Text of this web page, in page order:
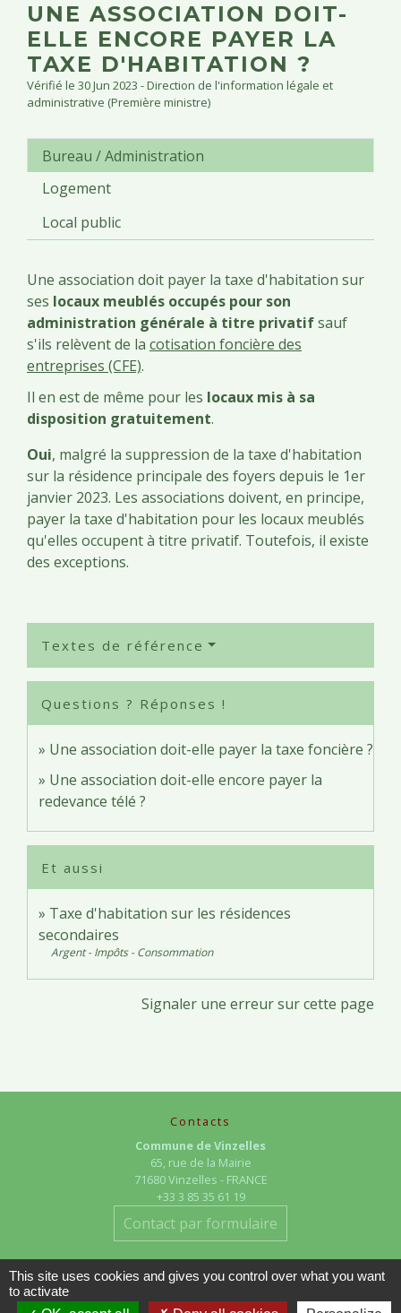
UNE ASSOCIATION DOIT-
ELLE ENCORE PAYER LA
TAXE D'HABITATION ?
Vérifié le 30 Jun 2023 - Direction de l'information légale et
administrative (Première ministre)
Bureau / Administration
Logement
Local public
Une association doit payer la taxe d'habitation sur
ses locaux meublés occupés pour son
administration générale à titre privatifsauf
s'ils relèvent de la cotisation foncière des
entreprises (CFE).
Il en est de même pour les locaux mis à sa
disposition gratuitement.
Oui, malgré la suppression de la taxe d'habitation
sur la résidence principale des foyers depuis le 1er
janvier 2023. Les associations doivent, en principe,
payer la taxe d'habitation pour les locaux meublés
qu'elles occupent à titre privatif. Toutefois, il existe
des exceptions.
Textes de référence
Questions ? Réponses !
Une association doit-elle payer la taxe foncière ?
Une association doit-elle encore payer la
redevance télé ?
Et aussi
Taxe d'habitation sur les résidences
secondaires
Argent - Impôts - Consommation
Signaler une erreur sur cette page
Contacts
Commune de Vinzelles
65, rue de la Mairie
71680 Vinzelles - FRANCE
+33 3 85 35 61 19
Contact par formulaire
This site uses cookies and gives you control over what you want
to activate